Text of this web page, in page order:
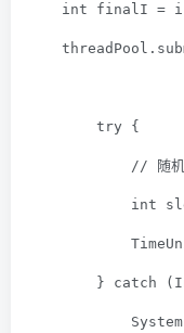
int finalI =
try {
// 随
int
} catch